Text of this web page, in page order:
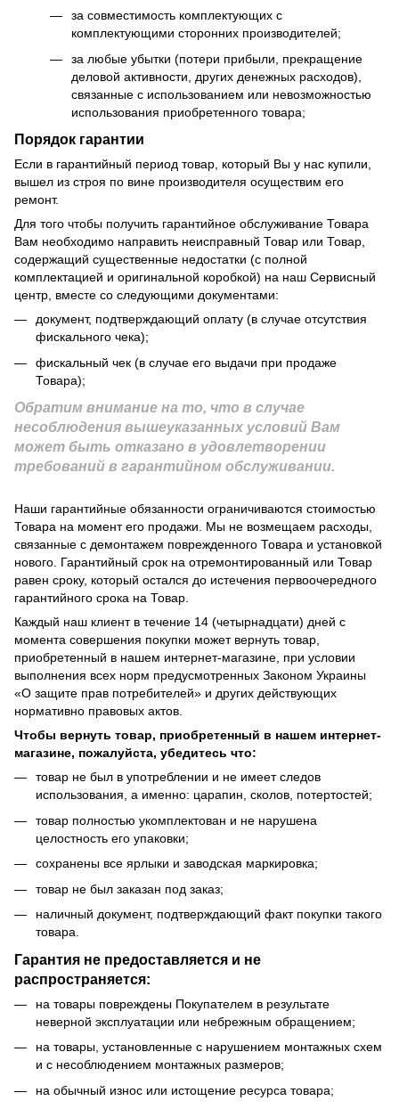
за совместимость комплектующих с
комплектующими сторонних производителей;
за любые убытки (потери прибыли, прекращение
деловой активности, других денежных расходов),
связанные с использованием или невозможностью
использования приобретенного товара;
Порядок гарантии
Если в гарантийный период товар, который Вы у нас купили,
вышел из строя по вине производителя осуществим его
ремонт.
Для того чтобы получить гарантийное обслуживание Товара
Вам необходимо направить неисправный Товар или Товар,
содержащий существенные недостатки (с полной
комплектацией и оригинальной коробкой) на наш Сервисный
центр, вместе со следующими документами:
документ, подтверждающий оплату (в случае отсутствия
фискального чека);
фискальный чек (в случае его выдачи при продаже
Товара);
Обратим внимание на то, что в случае
несоблюдения вышеуказанных условий Вам
может быть отказано в удовлетворении
требований в гарантийном обслуживании.
Наши гарантийные обязанности ограничиваются стоимостью
Товара на момент его продажи. Мы не возмещаем расходы,
связанные с демонтажем поврежденного Товара и установкой
нового. Гарантийный срок на отремонтированный или Товар
равен сроку, который остался до истечения первоочередного
гарантийного срока на Товар.
Каждый наш клиент в течение 14 (четырнадцати) дней с
момента совершения покупки может вернуть товар,
приобретенный в нашем интернет-магазине, при условии
выполнения всех норм предусмотренных Законом Украины
«О защите прав потребителей» и других действующих
нормативно правовых актов.
Чтобы вернуть товар, приобретенный в нашем интернет-
магазине, пожалуйста, убедитесь что:
товар не был в употреблении и не имеет следов
использования, а именно: царапин, сколов, потертостей;
товар полностью укомплектован и не нарушена
целостность его упаковки;
сохранены все ярлыки и заводская маркировка;
товар не был заказан под заказ;
наличный документ, подтверждающий факт покупки такого
товара.
Гарантия не предоставляется и не
распространяется:
на товары повреждены Покупателем в результате
неверной эксплуатации или небрежным обращением;
на товары, установленные с нарушением монтажных схем
и с несоблюдением монтажных размеров;
на обычный износ или истощение ресурса товара;